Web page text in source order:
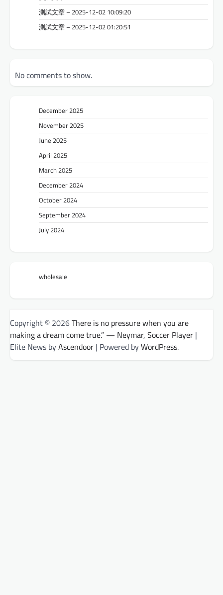
測試文章 – 2025-12-02 10:09:20
測試文章 – 2025-12-02 01:20:51
No comments to show.
December 2025
November 2025
June 2025
April 2025
March 2025
December 2024
October 2024
September 2024
July 2024
wholesale
Copyright © 2026There is no pressure when you are
making a dream come true.” — Neymar, Soccer Player |
Elite News byAscendoor | Powered byWordPress.